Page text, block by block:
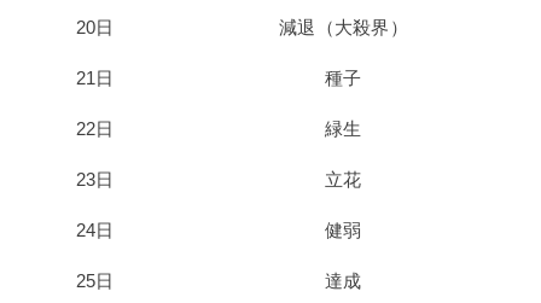
20日 減退（大殺界）
21日 種子
22日 緑生
23日 立花
24日 健弱
25日 達成